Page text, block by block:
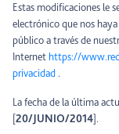
Estas modificaciones le
electrónico que nos
público a través de
Internet https://
privacidad .
La fecha de la última
[20/JUNIO/2014].